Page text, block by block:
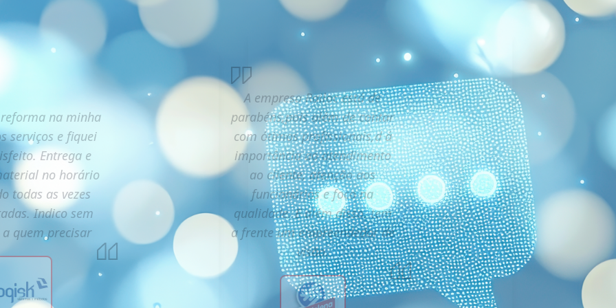
na minha
serviços e fiquei
Entrega e
no horário
todas as vezes
Indico sem
quem precisar
A empresa Railoc está de
parabéns,pois além de contar
com ótimos profissionais,d á
importância ao atendimento
ao cliente, atenção aos
funcionários e foco na
qualidade. E além disso, tem
a frente um empreendedor de
visão.